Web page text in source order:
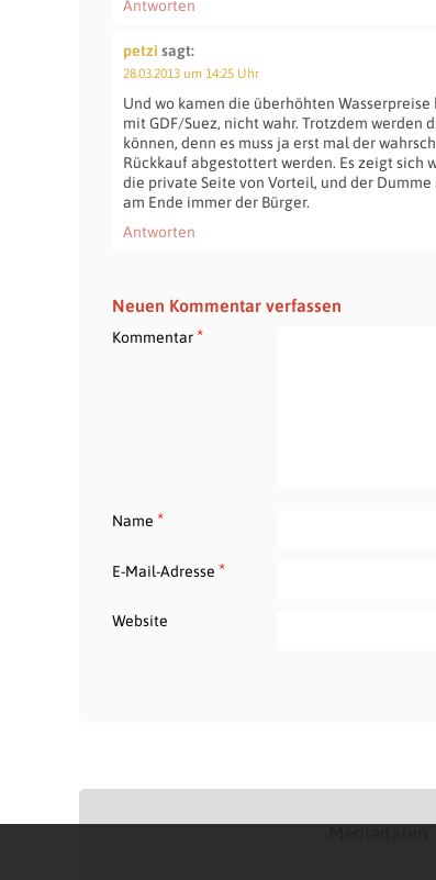
Antworten
petzi sagt:
28.03.2013 um 14:25 Uhr
Und wo kamen die überhöhten
mit GDF/Suez, nicht wahr. Trotzdem
können, denn es muss ja erst mal der
Rückkauf abgestottert werden. Es zeigt sich
die private Seite von Vorteil, und der
am Ende immer der Bürger.
Antworten
Neuen Kommentar verfassen
Kommentar*
Name *
E-Mail-Adresse *
Website